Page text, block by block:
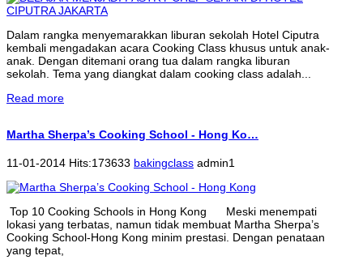
Dalam rangka menyemarakkan liburan sekolah Hotel Ciputra
kembali mengadakan acara Cooking Class khusus untuk anak-
anak. Dengan ditemani orang tua dalam rangka liburan
sekolah. Tema yang diangkat dalam cooking class adalah...
Read more
Martha Sherpa’s Cooking School - Hong Ko…
11-01-2014 Hits:173633 bakingclass admin1
Top 10 Cooking Schools in Hong Kong Meski menempati
lokasi yang terbatas, namun tidak membuat Martha Sherpa’s
Cooking School-Hong Kong minim prestasi. Dengan penataan
yang tepat,